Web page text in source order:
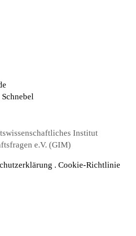
Institut
e.V. (GIM)
. Cookie-Richtlinie